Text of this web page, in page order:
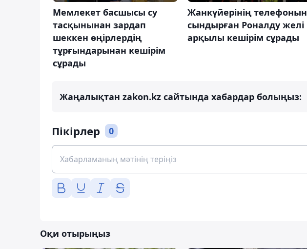
Мемлекет басшысы су
тасқынынан зардап
шеккен өңірлердің
тұрғындарынан кешірім
сұрады
Жанкүйерінің телефонын
сындырған Роналду желі
арқылы кешірім сұрады
Жаңалықтан zakon.kz сайтында хабардар болыңыз:
Пікірлер 0
Оқи отырыңыз